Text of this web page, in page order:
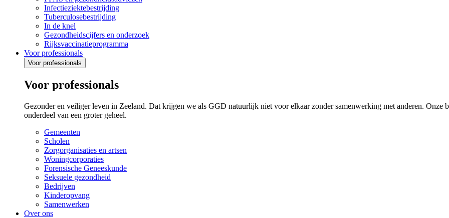
Infectieziektebestrijding
Tuberculosebestrijding
In de knel
Gezondheidscijfers en onderzoek
Rijksvaccinatieprogramma
Voor professionals
Voor professionals
Voor professionals
Gezonder en veiliger leven in Zeeland. Dat krijgen we als GGD natuurlijk niet voor elkaar zonder samenwerking met anderen. Onze
onderdeel van een groter geheel.
Gemeenten
Scholen
Zorgorganisaties en artsen
Woningcorporaties
Forensische Geneeskunde
Seksuele gezondheid
Bedrijven
Kinderopvang
Samenwerken
Over ons